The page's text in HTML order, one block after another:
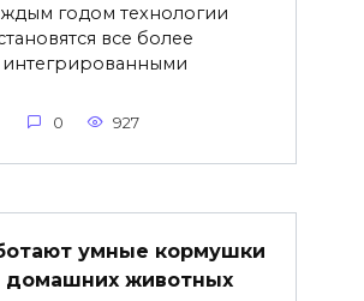
годом технологии
все более
интегрированными
0 927
умные кормушки
домашних животных